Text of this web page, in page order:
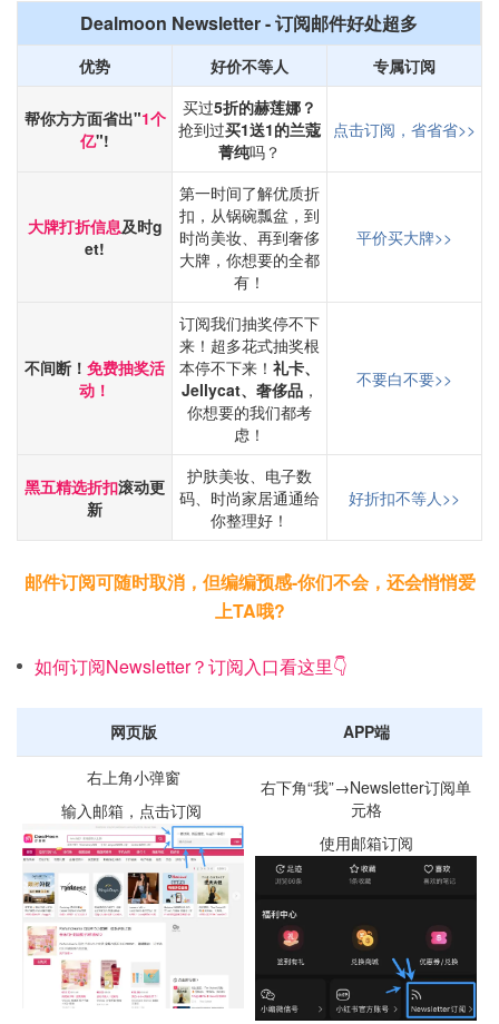
Dealmoon Newsletter - 订阅邮件好处超多
优势 好价不等人 专属订阅
帮你方方面省出"1个
亿"!
买过5折的赫莲娜？
抢到过买1送1的兰蔻
菁纯吗？
点击订阅，省省省>>
大牌打折信息及时g
et!
第一时间了解优质折
扣，从锅碗瓢盆，到
时尚美妆、再到奢侈
大牌，你想要的全都
有！
平价买大牌>>
不间断！ 免费抽奖活
动！
订阅我们抽奖停不下
来！超多花式抽奖根
本停不下来！ 礼卡、
Jellycat、奢侈品，
你想要的我们都考
虑！
不要白不要>>
黑五精选折扣滚动更
新
护肤美妆、电子数
码、时尚家居通通给
你整理好！
好折扣不等人>>
邮件订阅可随时取消，但编编预感-你们不会，还会悄悄爱
上TA哦?
如何订阅Newsletter？订阅入口看这里👇
网页版 APP端
右上角小弹窗
输入邮箱，点击订阅
右下角“我”→Newsletter订阅单
元格
使用邮箱订阅